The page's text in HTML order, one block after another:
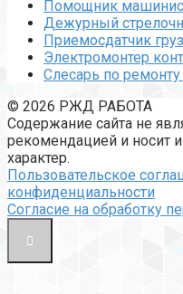
Помощник
Дежурный
Приемосдатчик
Электромонтер
Слесарь по
© 2026 РЖД РАБОТА
Содержание сайта не
рекомендацией и носит
характер.
Пользовательское
конфиденциальности
Согласие на обработку